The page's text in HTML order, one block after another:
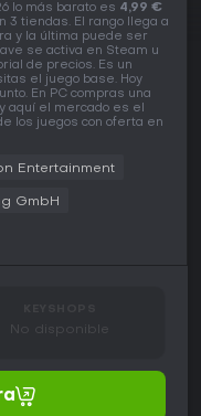
lo más barato es 4,99 €
3 tiendas. El rango llega a
y la última puede ser
se activa en Steam u
de precios. Es un
el juego base. Hoy
En PC compras una
aquí el mercado es el
los juegos con oferta en
Entertainment
GmbH
No disponible